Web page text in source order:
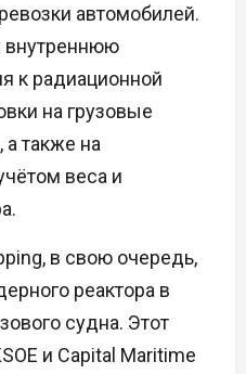
автомобилей.
внутреннюю
к радиационной
на грузовые
также на
веса и
в свою очередь,
реактора в
судна. Этот
и Capital Maritime